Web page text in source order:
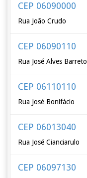
CEP 06090000
Rua João Crudo
CEP 06090110
Rua José Alves Barreto
CEP 06110110
Rua José Bonifácio
CEP 06013040
Rua José Cianciarulo
CEP 06097130